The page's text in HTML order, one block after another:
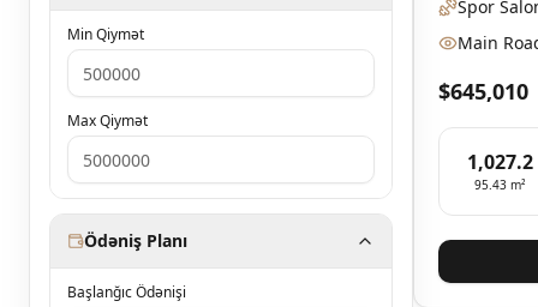
Min Qiymət
Max Qiymət
Ödəniş Planı
Başlanğıc Ödənişi
Spor
Main
$645,010
1,027.2
95.43 m²